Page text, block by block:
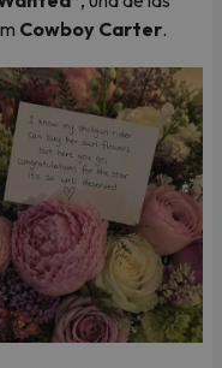
Cowboy Carter.